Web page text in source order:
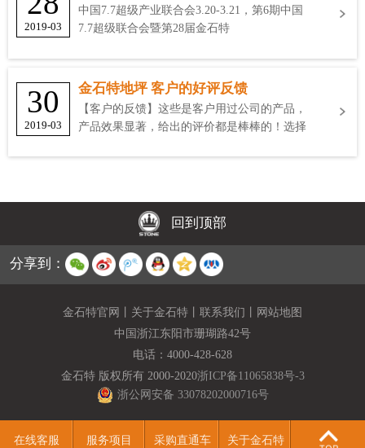
2019-03
中国7.7超级产业联合会3.20-3.21，第6期中国
7.7超级联合会暨第28届金石特
30
2019-03
金石特地坪 客户的好评反馈
【客户的反馈】这些是客户用过公司的产品，
产品效果显著，给出的评价都是棒棒的！选择
回到顶部
分享到：
金石特官网 关于金石特 联系我们
网站地图
中国浙江东阳市珊瑚路42号
电话： 4000-428-628
金石特 版权所有 2000-2020浙ICP备11065838号-3
浙公网安备 33078202000716号
在线客服 服务项目 采购直通车 关于金石特